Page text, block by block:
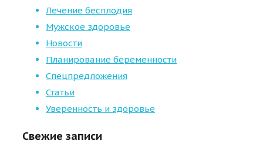
Лечение бесплодия
Мужское здоровье
Новости
Планирование беременности
Спецпредложения
Статьи
Уверенность и здоровье
Свежие записи